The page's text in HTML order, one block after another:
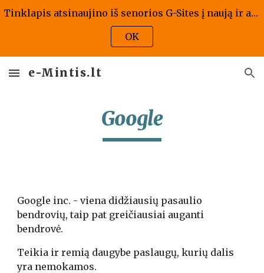
Skip to main content Skip to navigation
Tinklapis atsinaujino iš senorios G-Sites į naują ir atrodo kaip atrodo, jis bus atnaujintas ir pritaikytas naujai versijai - tad prašome kantrybės!
OK
e-Mintis.lt
Google
Google inc. - viena didžiausių pasaulio
bendrovių, taip pat greičiausiai auganti
bendrovė.
Teikia ir remią daugybe paslaugų, kurių dalis
yra nemokamos.